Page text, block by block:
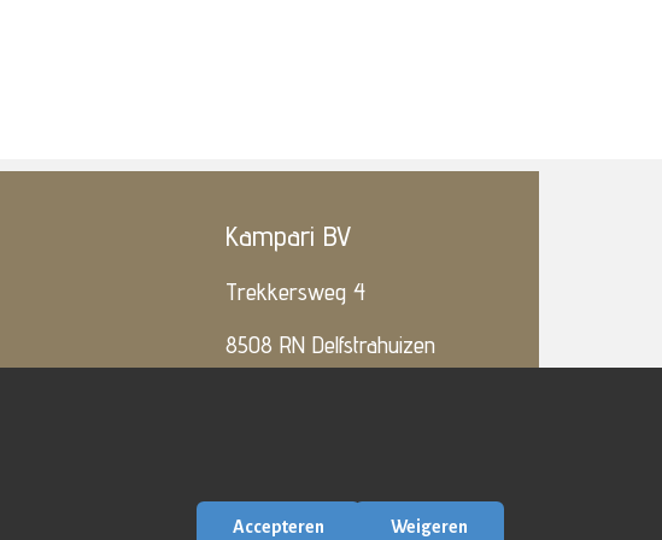
Kampari BV
Trekkersweg 4
8508 RN Delfstrahuizen
kvk: 54716780
btw: NL85.1414.254.B01Weigeren
Accepteren